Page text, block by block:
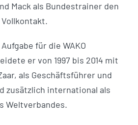
Mack als Bundestrainer den
für die WAKO
er von 1997 bis 2014 mit
als Geschäftsführer und
zusätzlich international als
Weltverbandes.